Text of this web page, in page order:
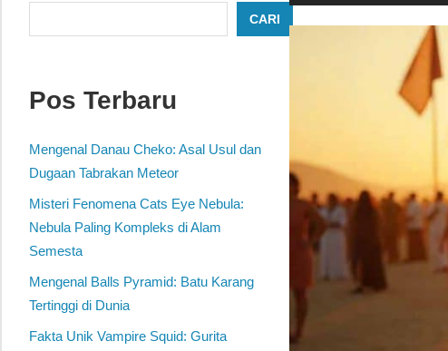
pandang
CARI
Pos Terbaru
Mengenal Danau Cheko: Asal Usul dan
Dugaan Tabrakan Meteor
Misteri Fenomena Cats Eye Nebula:
Nebula Paling Kompleks di Alam
Semesta
Mengenal Balls Pyramid: Batu Karang
Tertinggi di Dunia
Fakta Unik Vampire Squid: Gurita